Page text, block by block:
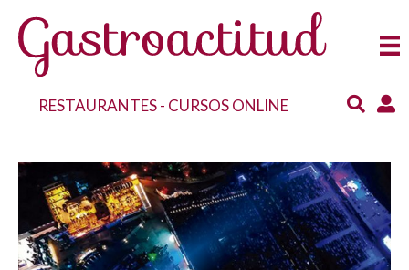
RESTAURANTES- CURSOS ONLINE